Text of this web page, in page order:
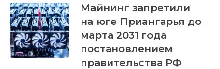
Майнинг запретили
на юге Приангарья до
марта 2031 года
постановлением
правительства РФ